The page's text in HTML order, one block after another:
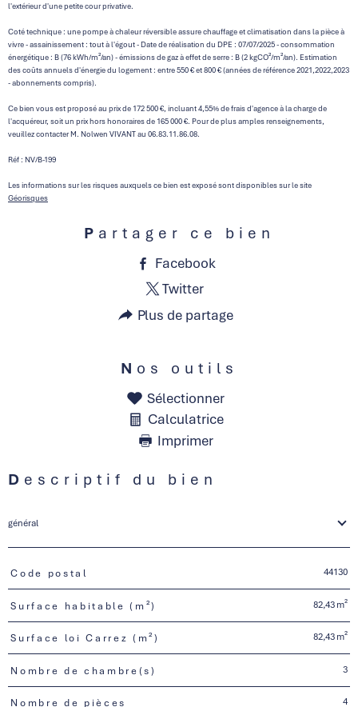
l'extérieur d'une petite cour privative.
Coté technique : une pompe à chaleur réversible assure chauffage et climatisation dans la pièce à
vivre - assainissement : tout à l'égout - Date de réalisation du DPE : 07/07/2025 - consommation
énergétique : B(76kWh/m²/an) - émissions de gaz à effet de serre : B (2 kgCO²/m²/an). Estimation
des coûts annuels d'énergie du logement : entre 550€ et 800 € (années de référence 2021,2022,2023
- abonnements compris).
Ce bien vous est proposé au prix de 172 500 €, incluant 4,55% de frais d'agence à la charge de
l'acquéreur, soit un prix hors honoraires de 165 000 €. Pour de plus amples renseignements,
veuillez contacter M. Nolwen VIVANT au 06.83.11.86.08.
Réf : NV/B-199
Les informations sur les risques auxquels ce bien est exposé sont disponibles sur le site
Géorisques
Partager ce bien
Facebook
Twitter
Plus de partage
Nos outils
Sélectionner
Calculatrice
Imprimer
Descriptif du bien
général
TRAD_PAMPERO_Caracteristique
Code postal 44130
Surface habitable (m²) 82,43 m²
Surface loi Carrez (m²) 82,43 m²
Nombre de chambre(s) 3
Nombre de pièces 4